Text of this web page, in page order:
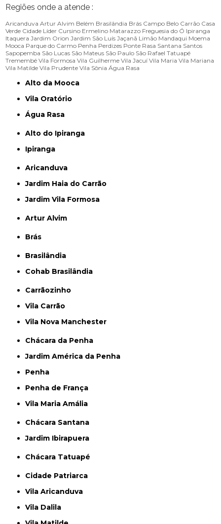
Regiões onde a atende :
Aricanduva Artur Alvim Belém Brasilândia Brás Campo Belo Carrão Casa
Verde Cidade Líder Cursino Ermelino Matarazzo Freguesia do Ó Ipiranga
Itaquera Jardim Orion Jardim São Luís Jaçanã Limão Mandaqui Moema
Mooca Parque do Carmo Penha Perdizes Ponte Rasa Santana Santos
Sapopemba São Lucas São Mateus São Paulo São Rafael Tatuapé
Tremembé Vila Formosa Vila Guilherme Vila Jacuí Vila Maria Vila Mariana
Vila Matilde Vila Prudente Vila Sônia Água Rasa
Alto da Mooca
Vila Oratório
Água Rasa
Alto do Ipiranga
Ipiranga
Aricanduva
Jardim Haia do Carrão
Jardim Vila Formosa
Artur Alvim
Brás
Brasilândia
Cohab Brasilândia
Carrãozinho
Vila Carrão
Vila Nova Manchester
Chácara da Penha
Jardim América da Penha
Penha
Penha de França
Vila Maria Amália
Chácara Santana
Jardim Ibirapuera
Chácara Tatuapé
Cidade Patriarca
Vila Aricanduva
Vila Dalila